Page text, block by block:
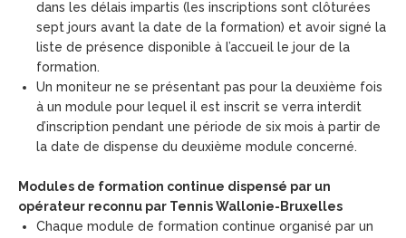
dans les délais impartis (les inscriptions sont clôturées
sept jours avant la date de la formation) et avoir signé la
liste de présence disponible à l’accueil le jour de la
formation.
Un moniteur ne se présentant pas pour la deuxième fois
à un module pour lequel il est inscrit se verra interdit
d’inscription pendant une période de six mois à partir de
la date de dispense du deuxième module concerné.
Modules de formation continue dispensé par un
opérateur reconnu par Tennis Wallonie-Bruxelles
Chaque module de formation continue organisé par un